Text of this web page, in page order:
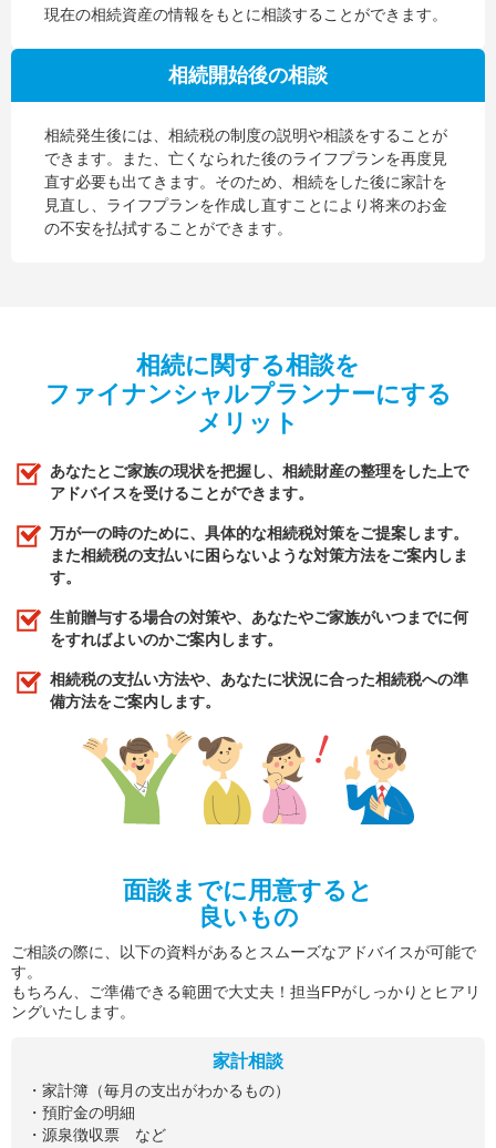
現在の相続資産の情報をもとに相談することができます。
相続開始後の相談
相続発生後には、相続税の制度の説明や相談をすることが
できます。また、亡くなられた後のライフプランを再度見
直す必要も出てきます。そのため、相続をした後に家計を
見直し、ライフプランを作成し直すことにより将来のお金
の不安を払拭することができます。
相続に関する相談を
ファイナンシャルプランナーにする
メリット
あなたとご家族の現状を把握し、相続財産の整理をした上で
アドバイスを受けることができます。
万が一の時のために、具体的な相続税対策をご提案します。
また相続税の支払いに困らないような対策方法をご案内しま
す。
生前贈与する場合の対策や、あなたやご家族がいつまでに何
をすればよいのかご案内します。
相続税の支払い方法や、あなたに状況に合った相続税への準
備方法をご案内します。
面談までに用意すると
良いもの
ご相談の際に、以下の資料があるとスムーズなアドバイスが可能で
す。
もちろん、ご準備できる範囲で大丈夫！担当FPがしっかりとヒアリ
ングいたします。
家計相談
・家計簿（毎月の支出がわかるもの）
・預貯金の明細
・源泉徴収票 など